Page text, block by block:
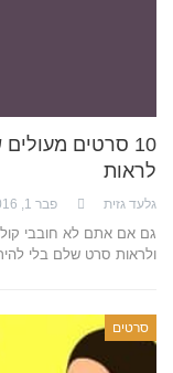
10 סרטים
לראות
גלעד גזית פבר 1, 2016
גם אם אתם לא חובבי
ולראות סרט שלם בלי
סרטים